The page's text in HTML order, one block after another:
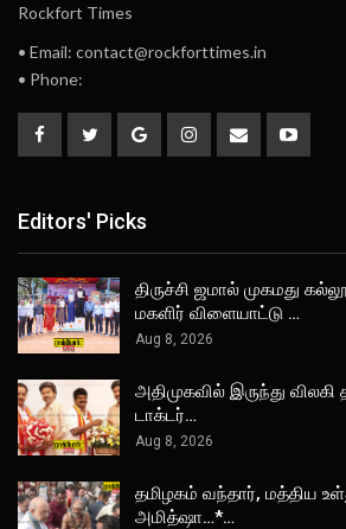
Rockfort Times
• Email: contact@rockforttimes.in
• Phone:
Editors' Picks
திருச்சி ஜமால் முகமது
மகளிர் விளையாட்டு …
Aug 8, 2026
அதிமுகவில் இருந்து
டாக்டர்…
Aug 8, 2026
தமிழகம் வந்தார், மத்திய
அமித்ஷா…*…